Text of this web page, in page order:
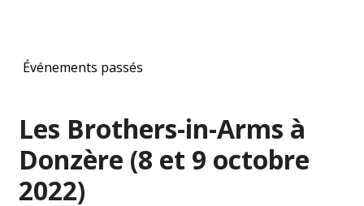
Événements passés
Les Brothers-in-Arms à
Donzère (8 et 9 octobre
2022)